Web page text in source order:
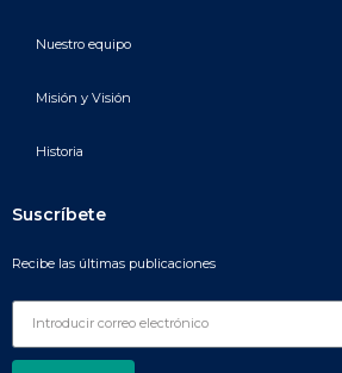
Nuestro equipo
Misión y Visión
Historia
Suscríbete
Recibe las últimas publicaciones